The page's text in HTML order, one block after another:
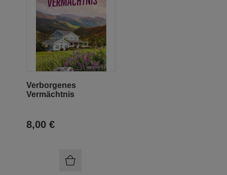
Verborgenes
Vermächtnis
8,00 €